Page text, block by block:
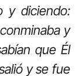
y diciendo:
y
que Él
y se fue